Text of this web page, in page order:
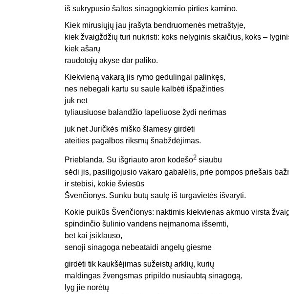
iš sukrypusio šaltos sinagogkiemio pirties kamino.
Kiek mirusiųjų jau įrašyta bendruomenės metraštyje,
kiek žvaigždžių turi nukristi: koks nelyginis skaičius, koks –
kiek ašarų
raudotojų akyse dar paliko.
Kiekvieną vakarą jis rymo gedulingai palinkęs,
nes nebegali kartu su saule kalbėti išpažinties
juk net
tyliausiuose balandžio lapeliuose žydi nerimas
juk net Juričkės miško šlamesy girdėti
ateities pagalbos riksmų šnabždėjimas.
Prieblanda. Su išgriauto aron kodešo2 siaubu
sėdi jis, pasiligojusio vakaro gabalėlis, prie pompos priešais
ir stebisi, kokie šviesūs
Švenčionys. Sunku būtų saulę iš turgavietės išvaryti.
Kokie puikūs Švenčionys: naktimis kiekvienas akmuo virsta
spindinčio šulinio vandens neįmanoma išsemti,
bet kai įsiklauso,
senoji sinagoga nebeataidi angelų giesme
girdėti tik kaukšėjimas sužeistų arklių, kurių
maldingas žvengsmas pripildo nusiaubtą sinagogą,
lyg jie norėtų